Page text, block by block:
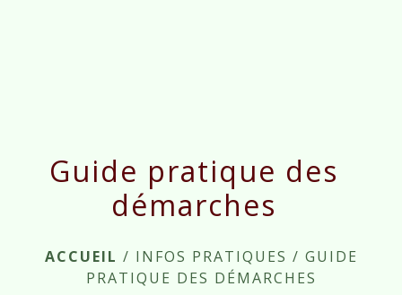
Guide pratique des
démarches
ACCUEIL / INFOS PRATIQUES / GUIDE
PRATIQUE DES DÉMARCHES